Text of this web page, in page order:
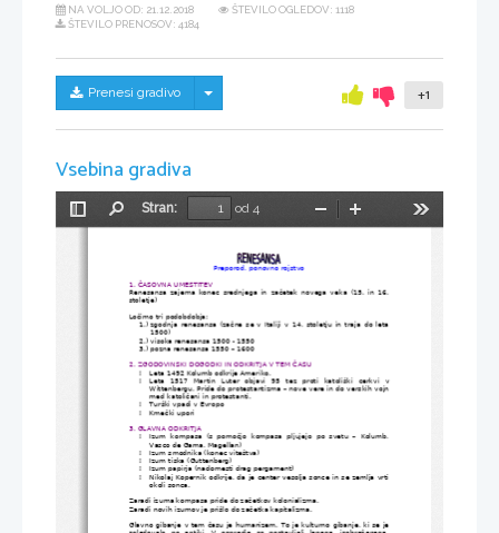
NA VOLJO OD: 21.12.2018
ŠTEVILO OGLEDOV: 1118
ŠTEVILO PRENOSOV: 4184
Prenesi gradivo Skrij/prikaži meni +1
Vsebina gradiva
Preklopi
Stran:
od 4
Pomanjšaj
Preporod, ponovno rojstvo
1. ČASOVNA UMESTITEV
Renesansa zajema konec srednjega in začetek novega veka (15. in 16.
stoletje)
Ločimo tri podobdobja:
1.) zgodnja renesansa (začne se v Italiji v 14. stoletju in traja do leta
1500)
2.) visoka renesansa 1500 - 1550
3.) pozna renesansa 1550 – 1600
2. ZGODOVINSKI DOGODKI IN ODKRITJA V TEM ČASU
Leta 1492 Kolumb odkrije Ameriko.
Leta   1517   Martin   Luter   objavi   95   tez   proti   katoliški   cerkvi   v
Wittenbergu. Pride do protestantizma – nove vere in do verskih vojn
med katoličani in protestanti.

Turški vpadi v Evropo
Kmečki upori
3. GLAVNA ODKRITJA

Izum   kompasa   (s   pomočjo   kompasa   pljujejo   po  svetu   –   Kolumb,
Vasco de Gama, Magellan)

Izum smodnika (konec viteštva)

Izum tiska (Guttenberg)

Izum papirja (nadomesti drag pergament)

Nikolaj Kopernik odkrije, da je center vesolja sonce in se zemlja vrti
okoli sonca.
Zaradi izuma kompasa pride do začetkov kolonializma.
Zaradi novih izumov je prišlo do začetka kapitalizma.
Glavno gibanje v tem času je humanizem. To je kulturno gibanje, ki se je